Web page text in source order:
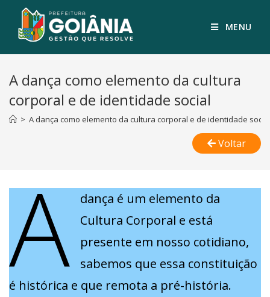
MENU
A dança como elemento da cultura
corporal e de identidade social
> A dança como elemento da cultura corporal e de identidade social
Voltar
A
dança é um elemento da
Cultura Corporal e está
presente em nosso cotidiano,
sabemos que essa constituição
é histórica e que remota a pré-história.